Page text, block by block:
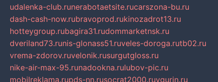
udalenka-club.runerabotaetsite.rucarszona-bu.ru
dash-cash-now.rubravoprod.rukinozadrot13.ru
hotteygroup.rubagira31.rudommarketnsk.ru
dveriland73.runis-glonass51.ruveles-doroga.rutb02.ru
vrema-zdorov.ruvelonik.rusurgutgloss.ru
nike-air-max-95.runadookna.rulubov-pic.ru
mobilreklama.rupds-nn.rusocrat2000.ruvgurin.ru